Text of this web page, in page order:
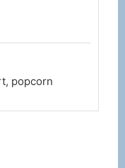
popcorn